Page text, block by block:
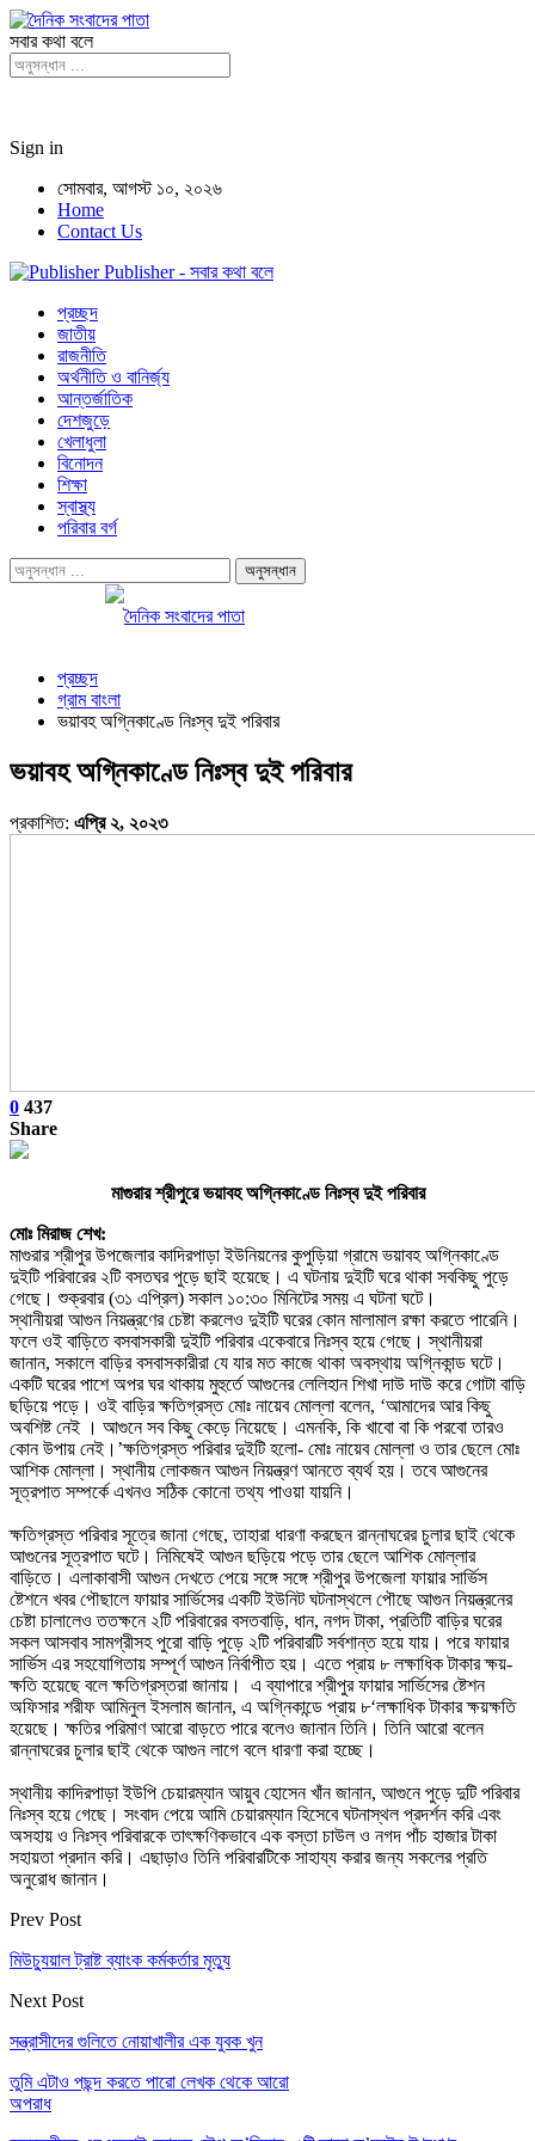
সবার কথা বলে
Sign in
সোমবার, আগস্ট ১০, ২০২৬
Home
Contact Us
Publisher - সবার কথা বলে
প্রচ্ছদ
জাতীয়
রাজনীতি
অর্থনীতি ও বানির্জ্য
আন্তর্জাতিক
দেশজুড়ে
খেলাধুলা
বিনোদন
শিক্ষা
স্বাস্থ্য
পরিবার বর্গ
প্রচ্ছদ
গ্রাম বাংলা
ভয়াবহ অগ্নিকাণ্ডে নিঃস্ব দুই পরিবার
ভয়াবহ অগ্নিকাণ্ডে নিঃস্ব দুই পরিবার
প্রকাশিত: এপ্রি ২, ২০২৩
0 437
Share
মাগুরার শ্রীপুরে ভয়াবহ অগ্নিকাণ্ডে নিঃস্ব দুই পরিবার
মোঃ মিরাজ শেখ:
মাগুরার শ্রীপুর উপজেলার কাদিরপাড়া ইউনিয়নের কুপুড়িয়া গ্রামে ভয়াবহ অগ্নিকাণ্ডে
দুইটি পরিবারের ২টি বসতঘর পুড়ে ছাই হয়েছে। এ ঘটনায় দুইটি ঘরে থাকা সবকিছু পুড়ে
গেছে। শুক্রবার (৩১ এপ্রিল) সকাল ১০:৩০ মিনিটের সময় এ ঘটনা ঘটে।
স্থানীয়রা আগুন নিয়ন্ত্রণের চেষ্টা করলেও দুইটি ঘরের কোন মালামাল রক্ষা করতে পারেনি।
ফলে ওই বাড়িতে বসবাসকারী দুইটি পরিবার একেবারে নিঃস্ব হয়ে গেছে। স্থানীয়রা
জানান, সকালে বাড়ির বসবাসকারীরা যে যার মত কাজে থাকা অবস্থায় অগ্নিকান্ড ঘটে।
একটি ঘরের পাশে অপর ঘর থাকায় মুহুর্তে আগুনের লেলিহান শিখা দাউ দাউ করে গোটা বাড়ি
ছড়িয়ে পড়ে। ওই বাড়ির ক্ষতিগ্রস্ত মোঃ নায়েব মোল্লা বলেন, ‘আমাদের আর কিছু
অবশিষ্ট নেই । আগুনে সব কিছু কেড়ে নিয়েছে। এমনকি, কি খাবো বা কি পরবো তারও
কোন উপায় নেই।’ক্ষতিগ্রস্ত পরিবার দুইটি হলো- মোঃ নায়েব মোল্লা ও তার ছেলে মোঃ
আশিক মোল্লা। স্থানীয় লোকজন আগুন নিয়ন্ত্রণ আনতে ব্যর্থ হয়। তবে আগুনের
সূত্রপাত সম্পর্কে এখনও সঠিক কোনো তথ্য পাওয়া যায়নি।
ক্ষতিগ্রস্ত পরিবার সূত্রে জানা গেছে, তাহারা ধারণা করছেন রান্নাঘরের চুলার ছাই থেকে
আগুনের সূত্রপাত ঘটে। নিমিষেই আগুন ছড়িয়ে পড়ে তার ছেলে আশিক মোল্লার
বাড়িতে। এলাকাবাসী আগুন দেখতে পেয়ে সঙ্গে সঙ্গে শ্রীপুর উপজেলা ফায়ার সার্ভিস
ষ্টেশনে খবর পৌছালে ফায়ার সার্ভিসের একটি ইউনিট ঘটনাস্থলে পৌছে আগুন নিয়ন্ত্রনের
চেষ্টা চালালেও ততক্ষনে ২টি পরিবারের বসতবাড়ি, ধান, নগদ টাকা, প্রতিটি বাড়ির ঘরের
সকল আসবাব সামগ্রীসহ পুরো বাড়ি পুড়ে ২টি পরিবারটি সর্বশান্ত হয়ে যায়। পরে ফায়ার
সার্ভিস এর সহযোগিতায় সম্পূর্ণ আগুন নির্বাপীত হয়। এতে প্রায় ৮ লক্ষাধিক টাকার ক্ষয়-
ক্ষতি হয়েছে বলে ক্ষতিগ্রস্তরা জানায়। এ ব্যাপারে শ্রীপুর ফায়ার সার্ভিসের ষ্টেশন
অফিসার শরীফ আমিনুল ইসলাম জানান, এ অগ্নিকান্ডে প্রায় ৮‘লক্ষাধিক টাকার ক্ষয়ক্ষতি
হয়েছে। ক্ষতির পরিমাণ আরো বাড়তে পারে বলেও জানান তিনি। তিনি আরো বলেন
রান্নাঘরের চুলার ছাই থেকে আগুন লাগে বলে ধারণা করা হচ্ছে।
স্থানীয় কাদিরপাড়া ইউপি চেয়ারম্যান আয়ুব হোসেন খাঁন জানান, আগুনে পুড়ে দুটি পরিবার
নিঃস্ব হয়ে গেছে। সংবাদ পেয়ে আমি চেয়ারম্যান হিসেবে ঘটনাস্থল প্রদর্শন করি এবং
অসহায় ও নিঃস্ব পরিবারকে তাৎক্ষণিকভাবে এক বস্তা চাউল ও নগদ পাঁচ হাজার টাকা
সহায়তা প্রদান করি। এছাড়াও তিনি পরিবারটিকে সাহায্য করার জন্য সকলের প্রতি
অনুরোধ জানান।
Prev Post
মিউচ্যুয়াল ট্রাষ্ট ব্যাংক কর্মকর্তার মৃত্যু
Next Post
সন্ত্রাসীদের গুলিতে নোয়াখালীর এক যুবক খুন
তুমি এটাও পছন্দ করতে পারো লেখক থেকে আরো
অপরাধ